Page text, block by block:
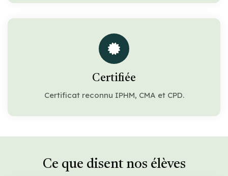
Certifiée
Certificat reconnu IPHM, CMA et CPD.
Ce que disent nos élèves